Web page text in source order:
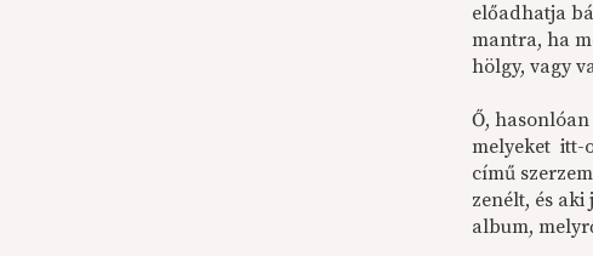
előadhatja
mantra, ha
hölgy, vagy
Ő,
melyeket itt-
című
zenélt, és
album,